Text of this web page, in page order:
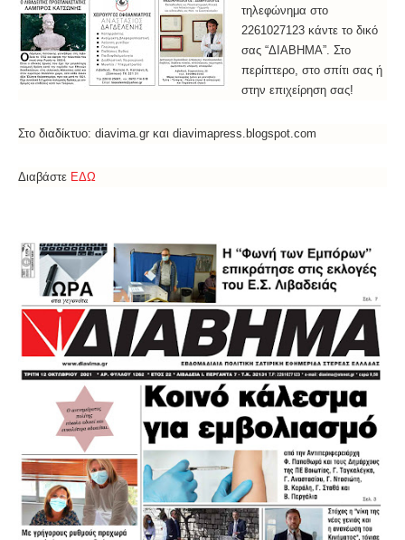
τηλεφώνημα στο
2261027123 κάντε το δικό
σας “ΔΙΑΒΗΜΑ”. Στο
περίπτερο, στο σπίτι σας ή
στην επιχείρηση σας!
Στο διαδίκτυο: diavima.gr και diavimapress.blogspot.com
Διαβάστε ΕΔΩ